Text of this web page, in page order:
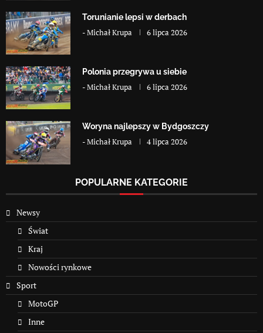
Torunianie lepsi w derbach
-Michał Krupa 6 lipca 2026
Polonia przegrywa u siebie
-Michał Krupa 6 lipca 2026
Woryna najlepszy w Bydgoszczy
-Michał Krupa 4 lipca 2026
POPULARNE KATEGORIE
Newsy
Świat
Kraj
Nowości rynkowe
Sport
MotoGP
Inne